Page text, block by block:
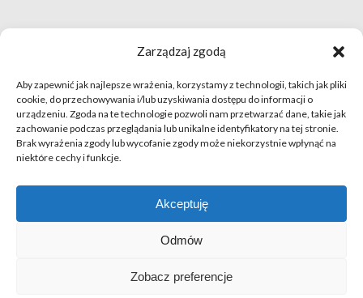
Zarządzaj zgodą
Aby zapewnić jak najlepsze wrażenia, korzystamy z technologii, takich jak pliki
cookie, do przechowywania i/lub uzyskiwania dostępu do informacji o
urządzeniu. Zgoda na te technologie pozwoli nam przetwarzać dane, takie jak
zachowanie podczas przeglądania lub unikalne identyfikatory na tej stronie.
Brak wyrażenia zgody lub wycofanie zgody może niekorzystnie wpłynąć na
niektóre cechy i funkcje.
Akceptuję
Odmów
Zobacz preferencje
zastrzeżone | realizacjaHillnet
O